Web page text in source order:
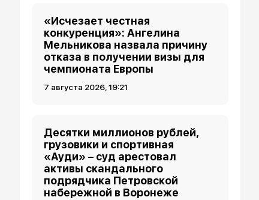
«Исчезает честная
конкуренция»: Ангелина
Мельникова назвала причину
отказа в получении визы для
чемпионата Европы
7 августа 2026, 19:21
Десятки миллионов рублей,
грузовики и спортивная
«Ауди» – суд арестовал
активы скандального
подрядчика Петровской
набережной в Воронеже